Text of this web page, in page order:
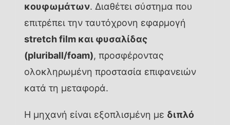
κουφωμάτων. Διαθέτει σύστημα που
επιτρέπει την ταυτόχρονη εφαρμογή
stretch film και φυσαλίδας
(pluriball/foam), προσφέροντας
ολοκληρωμένη προστασία επιφανειών
κατά τη μεταφορά.
Η μηχανή είναι εξοπλισμένη με διπλό